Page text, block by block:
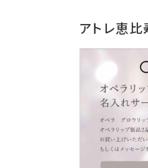
アトレ恵比